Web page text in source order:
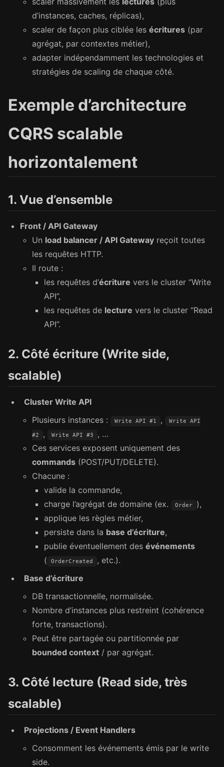
d’instances, caches, réplicas),
scaler de façon plus ciblée les écritures (par
agrégat, par contextes métier),
adapter indépendamment les technologies et
stratégies de scaling de chaque côté.
Exemple d’architecture
CQRS scalable
horizontalement
1. Vue d’ensemble
Front / API Gateway
Un load balancer / API Gateway reçoit toutes
les requêtes HTTP.
Il route :
les requêtes d’écriture vers le cluster “Write
API”,
les requêtes de lecture vers le cluster “Read
API”.
2. Côté écriture (Write side,
scalable)
Cluster Write API
Plusieurs instances :
Write API #1 , Write API
#2 , Write API #3
, …
Ces services exposent uniquement des
commands (POST/PUT/DELETE).
Chacune :
valide la commande,
charge l’agrégat de domaine (ex.
Order
),
applique les règles métier,
persiste dans la base d’écriture,
publie éventuellement des événements
(
OrderCreated
, etc.).
Base d’écriture
DB transactionnelle, normalisée.
Nombre d’instances plus restreint (cohérence
forte, transactions).
Peut être partagée ou partitionnée par
bounded context / par agrégat.
3. Côté lecture (Read side, très
scalable)
Projections / Event Handlers
Consomment les événements émis par le write
side.